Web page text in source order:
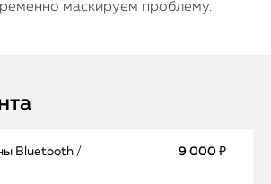
маскируем проблему.
Bluetooth /
9 000 ₽